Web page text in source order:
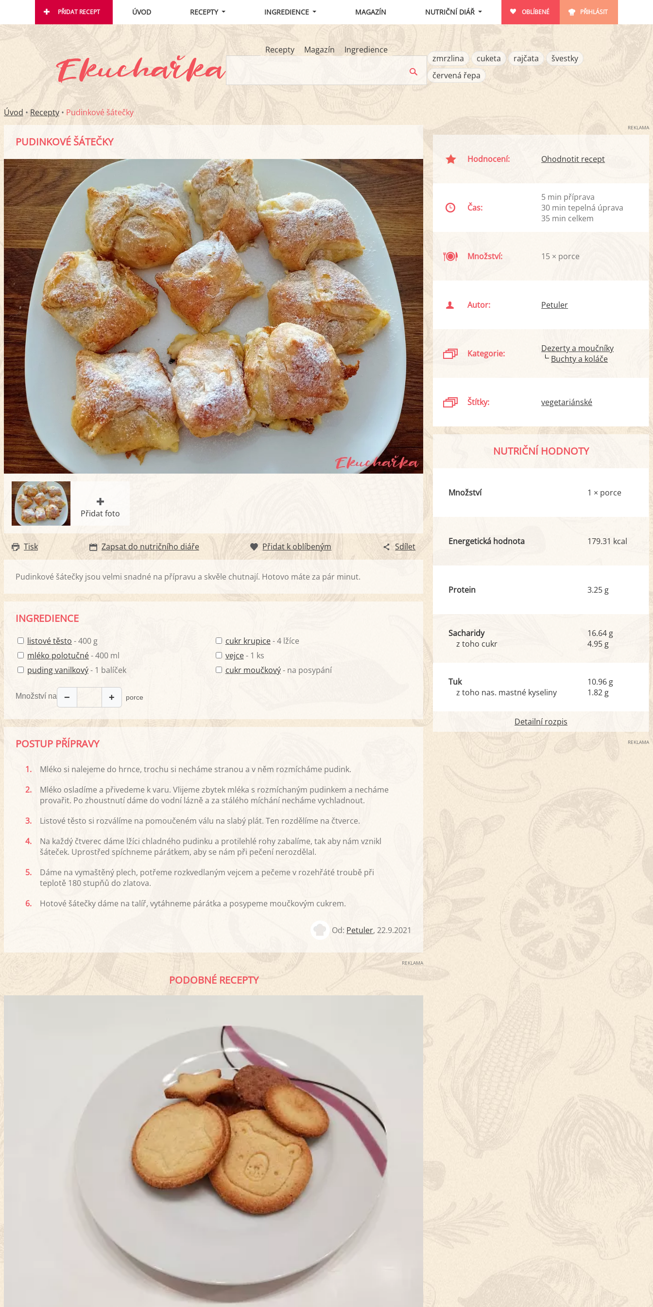
PŘIDAT RECEPT ÚVOD RECEPTY INGREDIENCE MAGAZÍN NUTRIČNÍ DIÁŘ OBLÍBENÉ PŘIHLÁSIT
Recepty Magazín
Ingredience
zmrzlina
cuketa rajčata
švestky
červená řepa
Úvod • Recepty • Pudinkové šátečky
PUDINKOVÉ ŠÁTEČKY
Přidat foto
Tisk Zapsat do nutričního diáře Přidat k oblíbeným Sdílet
Pudinkové šátečky jsou velmi snadné na přípravu a skvěle chutnají. Hotovo máte za pár minut.
INGREDIENCE
listové těsto - 400 g
mléko polotučné- 400 ml
puding vanilkový- 1 balíček
cukr krupice- 4 lžíce
vejce- 1 ks
cukr moučkový- na posypání
Množství na − + porce
POSTUP PŘÍPRAVY
1.
Mléko si nalejeme do hrnce, trochu si necháme stranou a v něm rozmícháme pudink.
2.
Mléko osladíme a přivedeme k varu. Vlijeme zbytek mléka s rozmíchaným pudinkem a necháme
provařit. Po zhoustnutí dáme do vodní lázně a za stálého míchání necháme vychladnout.
3.
Listové těsto si rozválíme na pomoučeném válu na slabý plát. Ten rozdělíme na čtverce.
4.
Na každý čtverec dáme lžíci chladného pudinku a protilehlé rohy zabalíme, tak aby nám vznikl
šáteček. Uprostřed spíchneme párátkem, aby se nám při pečení nerozdělal.
5.
Dáme na vymaštěný plech, potřeme rozkvedlaným vejcem a pečeme v rozehřáté troubě při
teplotě 180 stupňů do zlatova.
6.
Hotové šátečky dáme na talíř, vytáhneme párátka a posypeme moučkovým cukrem.
Od: Petuler,22.9.2021
REKLAMA
PODOBNÉ RECEPTY
REKLAMA
Hodnocení: Ohodnotit recept
Čas:
5 min příprava
30 min tepelná úprava
35 min celkem
Množství: 15 × porce
Autor: Petuler
Kategorie:
Dezerty a moučníky
Buchty a koláče
Štítky: vegetariánské
NUTRIČNÍ HODNOTY
Množství 1 × porce
Energetická hodnota 179.31 kcal
Protein 3.25 g
Sacharidy
z toho cukr
16.64 g
4.95 g
Tuk
z toho nas. mastné kyseliny
10.96 g
1.82 g
Detailní rozpis
REKLAMA